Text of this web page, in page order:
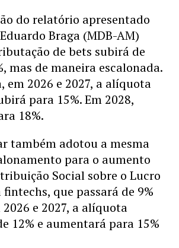
do relatório apresentado
Braga (MDB-AM)
de bets subirá de
mas de maneira escalonada.
em 2026 e 2027, a alíquota
para 15%. Em 2028,
18%.
também adotou a mesma
para o aumento
Social sobre o Lucro
que passará de 9%
2026 e 2027, a alíquota
12% e aumentará para 15%